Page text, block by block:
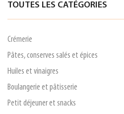
TOUTES LES CATÉGORIES
Crémerie
Pâtes, conserves salés et épices
Huiles et vinaigres
Boulangerie et pâtisserie
Petit déjeuner et snacks